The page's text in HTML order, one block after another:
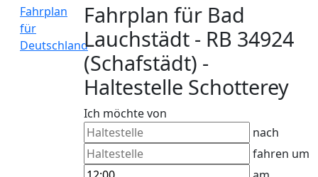
Fahrplan
für
Deutschland
Fahrplan für Bad
Lauchstädt - RB 34924
(Schafstädt) -
Haltestelle Schotterey
Ich möchte von
nach
fahren um